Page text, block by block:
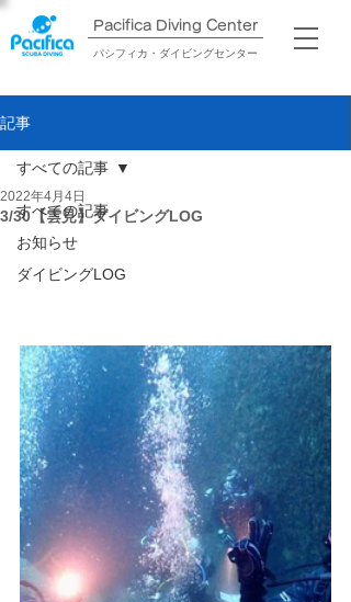
Pacifica Diving Center​
パシフィカ・ダイビングセンター
記事
すべての記事
お知らせ
ダイビングLOG
すべての記事
3/30【雲見】ダイビングLOG
2022年4月4日